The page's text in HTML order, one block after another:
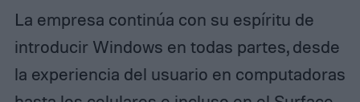
La empresa continúa con su espíritu de
introducir Windows en todas partes, desde
la experiencia del usuario en computadoras